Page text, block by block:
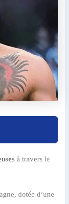
à travers le
dotée d’une